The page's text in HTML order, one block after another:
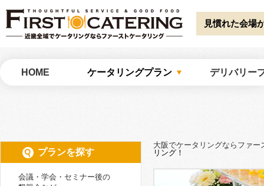
Warning : Undefined array key "HTTP_ACCEPT_LANGUAGE" in/home/
catering/common/meta.php on line51 見慣れた会場
HOME ケータリングプラン デリバリー
大阪でケータリングならファー
リング！
プランを探す
会議・学会・セミナー後の